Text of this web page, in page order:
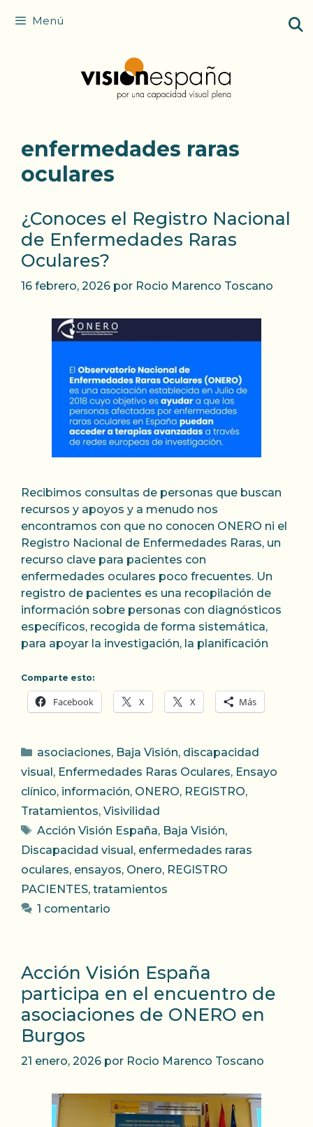
Menú
enfermedades raras
oculares
¿Conoces el Registro Nacional
de Enfermedades Raras
Oculares?
16 febrero, 2026 por Rocio Marenco Toscano
Recibimos consultas de personas que buscan
recursos y apoyos y a menudo nos
encontramos con que no conocen ONERO ni el
Registro Nacional de Enfermedades Raras, un
recurso clave para pacientes con
enfermedades oculares poco frecuentes. Un
registro de pacientes es una recopilación de
información sobre personas con diagnósticos
específicos, recogida de forma sistemática,
para apoyar la investigación, la planificación
Comparte esto:
Facebook X X Más
Categorías
asociaciones, Baja Visión, discapacidad
visual , Enfermedades Raras Oculares, Ensayo
clínico, información, ONERO, REGISTRO,
Tratamientos, Visivilidad
Etiquetas
Acción Visión España, Baja Visión,
Discapacidad visual , enfermedades raras
oculares, ensayos, Onero, REGISTRO
PACIENTES, tratamientos
1 comentario
Acción Visión España
participa en el encuentro de
asociaciones de ONERO en
Burgos
21 enero, 2026 por Rocio Marenco Toscano